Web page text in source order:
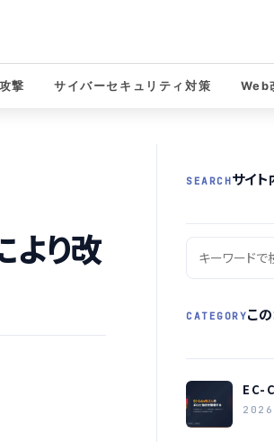
撃 サイバーセキュリティ対策 Web
り改
SEARCHサイ
CATEGORYこ
EC-